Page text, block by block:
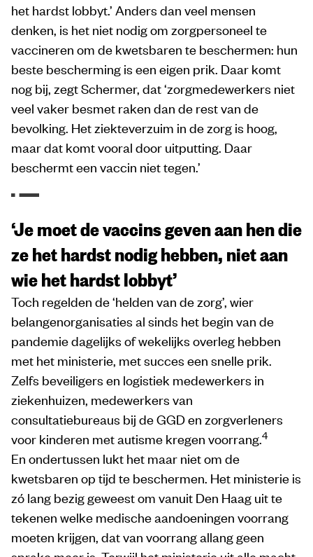
het hardst lobbyt.’ Anders dan veel mensen
denken, is het niet nodig om zorgpersoneel te
vaccineren om de kwetsbaren te beschermen: hun
beste bescherming is een eigen prik. Daar komt
nog bij, zegt Schermer, dat ‘zorgmedewerkers niet
veel vaker besmet raken dan de rest van de
bevolking. Het ziekteverzuim in de zorg is hoog,
maar dat komt vooral door uitputting. Daar
beschermt een vaccin niet tegen.’
‘Je moet de vaccins geven aan hen die
ze het hardst nodig hebben, niet aan
wie het hardst lobbyt’
Toch regelden de ‘helden van de zorg’, wier
belangenorganisaties al sinds het begin van de
pandemie dagelijks of wekelijks overleg hebben
met het ministerie, met succes een snelle prik.
Zelfs beveiligers en logistiek medewerkers in
ziekenhuizen, medewerkers van
consultatiebureaus bij de GGD en zorgverleners
voor kinderen met autisme kregen voorrang.4
En ondertussen lukt het maar niet om de
kwetsbaren op tijd te beschermen. Het ministerie is
zó lang bezig geweest om vanuit Den Haag uit te
tekenen welke medische aandoeningen voorrang
moeten krijgen, dat van voorrang allang geen